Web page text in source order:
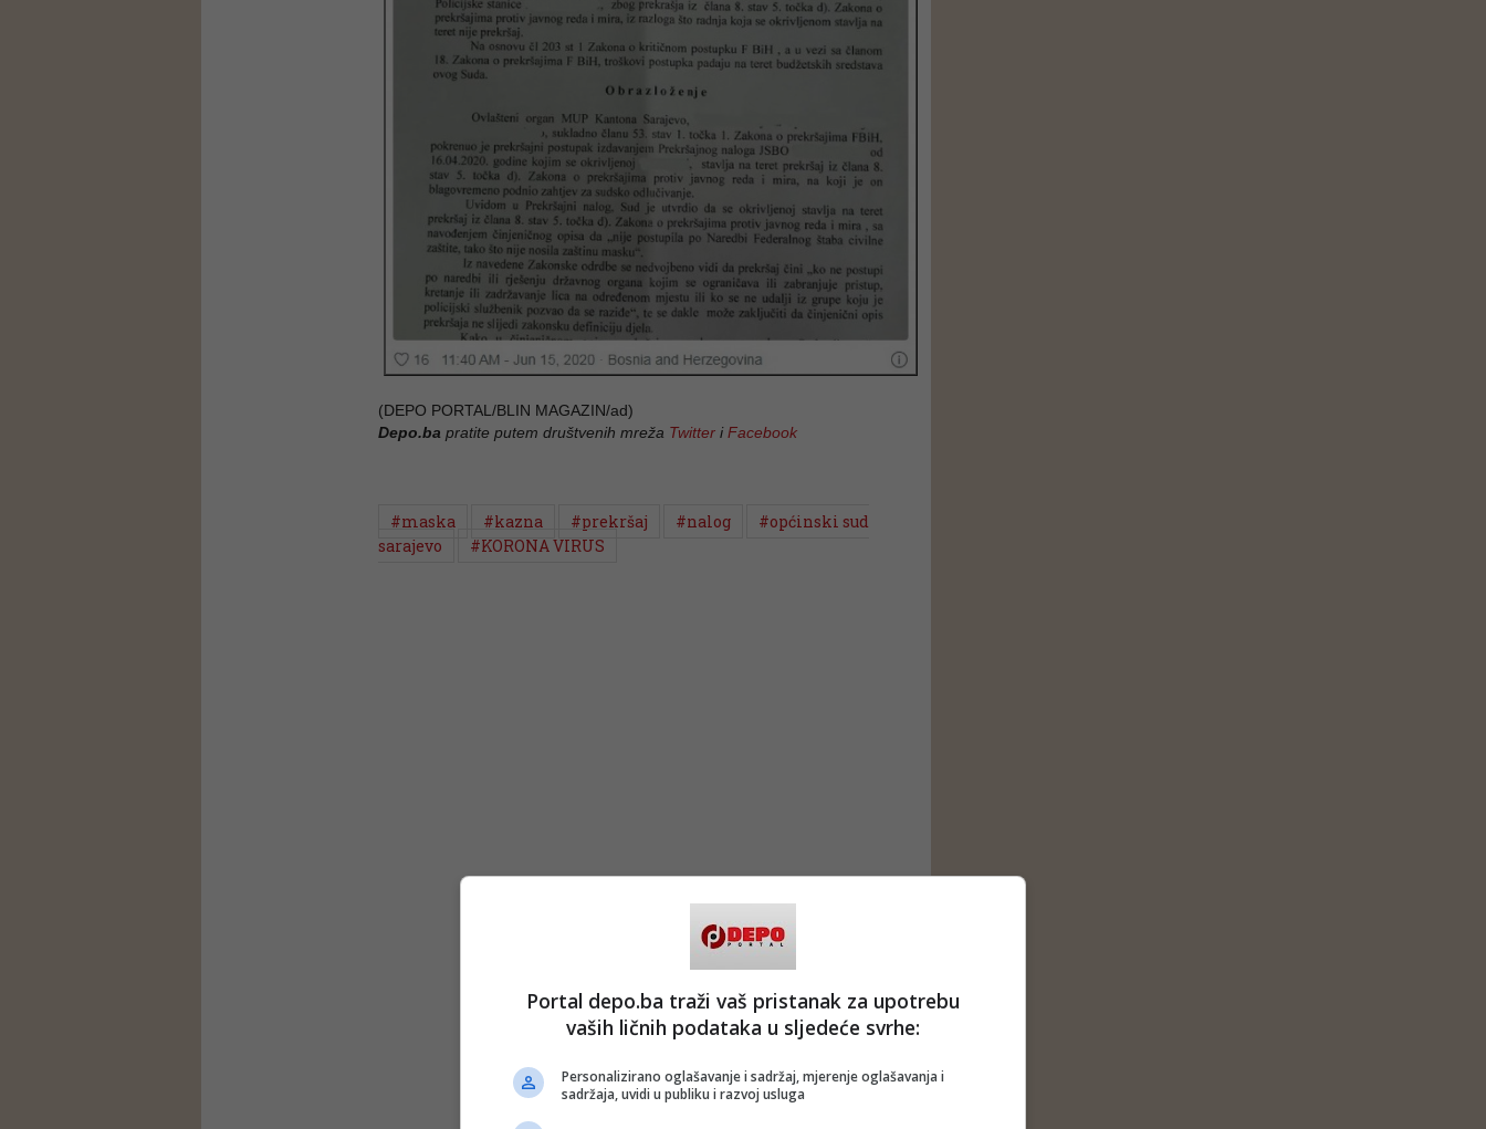
(DEPO PORTAL/BLIN MAGAZIN/ad)
Depo.ba pratite putem društvenih mreža Twitter iFacebook
#maska #kazna #prekršaj #nalog
#općinski sud
sarajevo
#KORONA VIRUS
Portal depo.ba traži vaš pristanak za upotrebu
vaših ličnih podataka u sljedeće svrhe:
Personalizirano oglašavanje i sadržaj, mjerenje oglašavanja i
sadržaja, uvidi u publiku i razvoj usluga